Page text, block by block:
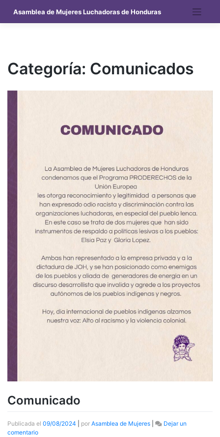
contenido
Asamblea de Mujeres Luchadoras de Honduras
Categoría: Comunicados
Comunicado
Publicada el 09/08/2024 por Asamblea de Mujeres
Dejar un
comentarioen